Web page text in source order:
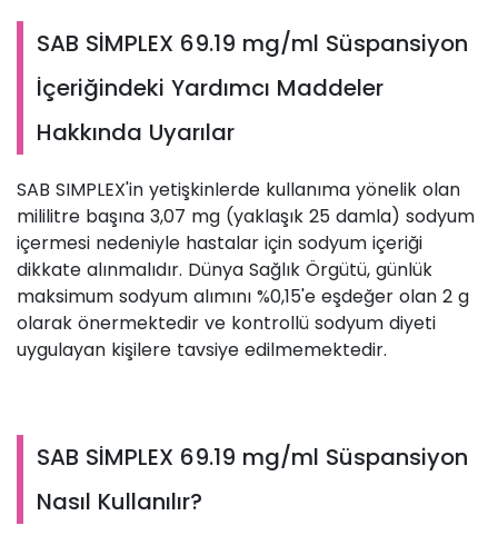
SAB SİMPLEX 69.19 mg/ml Süspansiyon
İçeriğindeki Yardımcı Maddeler
Hakkında Uyarılar
SAB SIMPLEX'in yetişkinlerde kullanıma yönelik olan
mililitre başına 3,07 mg (yaklaşık 25 damla) sodyum
içermesi nedeniyle hastalar için sodyum içeriği
dikkate alınmalıdır. Dünya Sağlık Örgütü, günlük
maksimum sodyum alımını %0,15'e eşdeğer olan 2 g
olarak önermektedir ve kontrollü sodyum diyeti
uygulayan kişilere tavsiye edilmemektedir.
SAB SİMPLEX 69.19 mg/ml Süspansiyon
Nasıl Kullanılır?